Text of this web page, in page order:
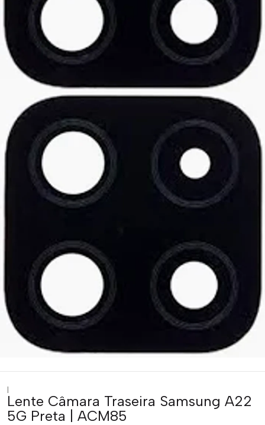
|
Lente Câmara Traseira Samsung A22
5G Preta | ACM85